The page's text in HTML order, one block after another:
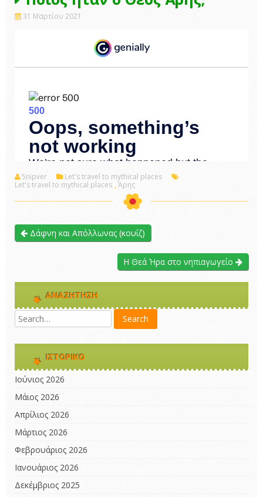
31 Μαρτίου 2021
5nipver
Let's travel to mythical places
Let's travel to mythical places ,Άρης
Δάφνη και Απόλλωνας (κουίζ)
Η Θεά Ήρα στο νηπιαγωγείο
ΑΝΑΖΉΤΗΣΗ
ΙΣΤΟΡΙΚΌ
Ιούνιος 2026
Μάιος 2026
Απρίλιος 2026
Μάρτιος 2026
Φεβρουάριος 2026
Ιανουάριος 2026
Δεκέμβριος 2025